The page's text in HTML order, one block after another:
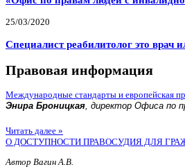
25/03/2020
Специалист реабилитолог это
Правовая информация
Международные стандарты и европейская
Энира Броницкая, директор Офиса по
Читать далее »
О ДОСТУПНОСТИ ПРАВОСУДИЯ ДЛЯ
Автор Вагин А.В.